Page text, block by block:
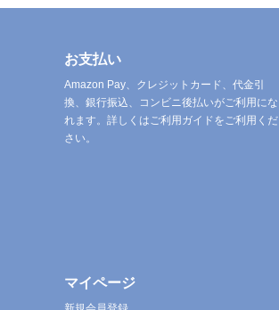
お支払い
Amazon Pay、クレジットカード、代金引
換、銀行振込、コンビニ後払いがご利用にな
れます。詳しくはご利用ガイドをご利用くだ
さい。
マイページ